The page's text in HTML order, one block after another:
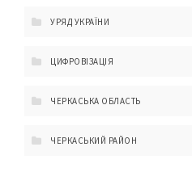
УРЯД УКРАЇНИ
ЦИФРОВІЗАЦІЯ
ЧЕРКАСЬКА ОБЛАСТЬ
ЧЕРКАСЬКИЙ РАЙОН